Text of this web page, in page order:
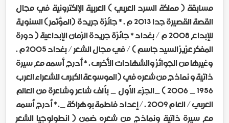
مسابقة ( مملكة السرد العربي ) العربية الإلكترونية في مجال
القصة القصيرة جدا 2013 م . * جائزة جريدة (المؤتمر ) السنوية
للإبداع 2008 م / بغداد * جائزة جريدة الزمان الإبداعية ( دورة
المفكر عزيز السيد جاسم ) / في مجال الشعر / بغداد 2005م .
وغيرها من الجوائز والشهادات الأخرى . * أدرج أسمه مع سيرة
ذاتية و نماذج من شعره في ( الموسوعة الكبرى للشعراء العرب
1956 _ 2006 ) _الجزء الأول _ بألف شاعر وشاعرة من العالم
العربي / العام 2009 . / إعداد فاطمة بو هراكة _. * أدرج أسمه
مع سيرة ذاتية ونماذج من شعره ضمن ( انطولوجيا الشعر